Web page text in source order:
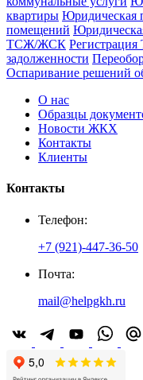
квартиры Юридическая
помещений
ТСЖ/ЖСК
задолженности
Оспаривание решений
О нас
Образцы
Новости ЖКХ
Контакты
Клиенты
Контакты
Телефон:
+7 (921)-447-36-50
Почта:
mail@helpgkh.ru